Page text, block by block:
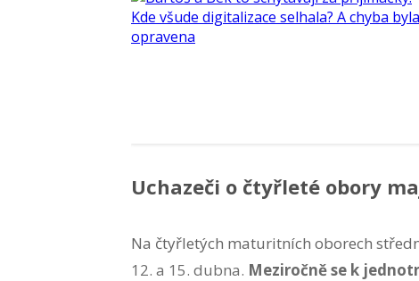
Uchazeči o čtyřleté obory
Na čtyřletých maturitních oborech
12. a 15. dubna. Meziročně se k